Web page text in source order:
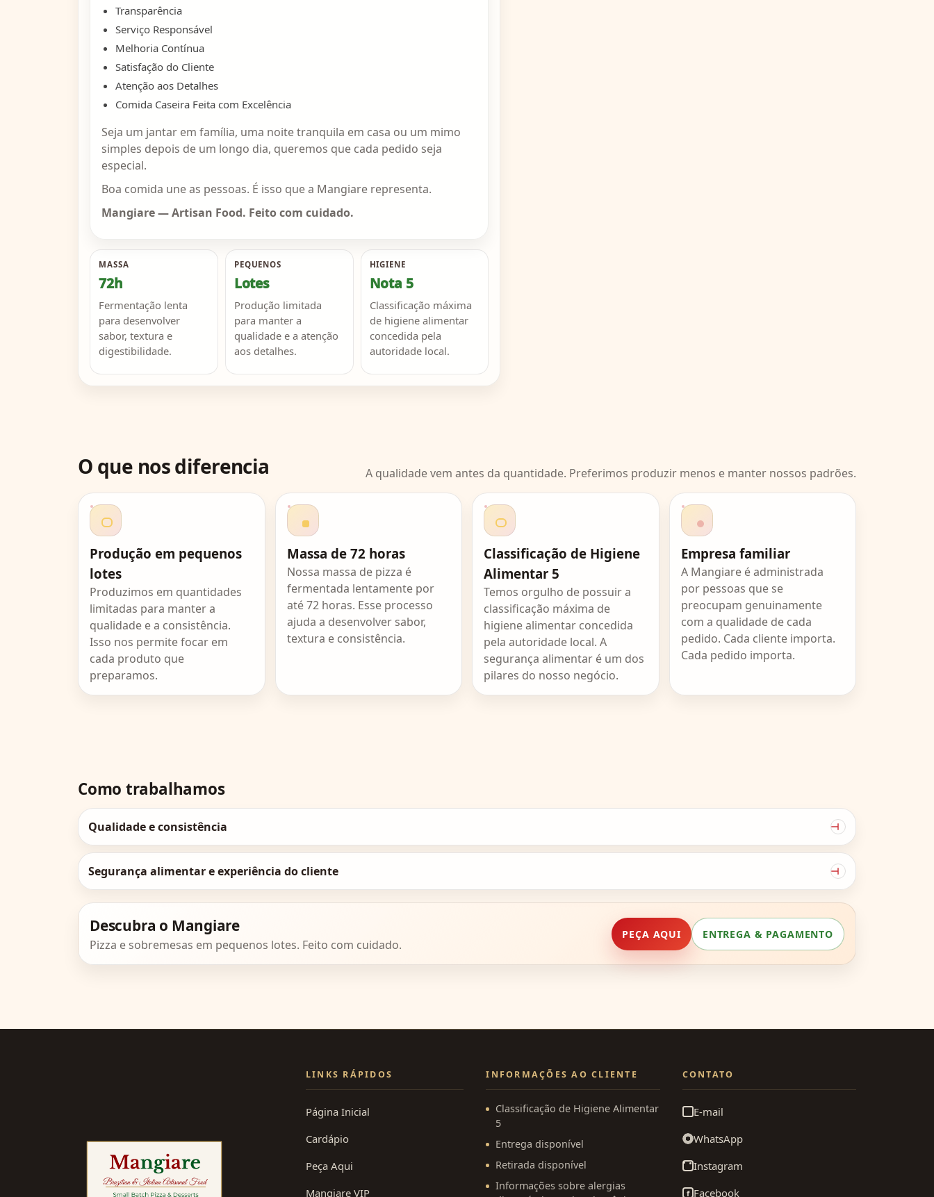
Transparência
Serviço Responsável
Melhoria Contínua
Satisfação do Cliente
Atenção aos Detalhes
Comida Caseira Feita com Excelência
Seja um jantar em família, uma noite tranquila em casa ou um mimo
simples depois de um longo dia, queremos que cada pedido seja
especial.
Boa comida une as pessoas. É isso que a Mangiare representa.
Mangiare — Artisan Food. Feito com cuidado.
MASSA
72h
Fermentação lenta
para desenvolver
sabor, textura e
digestibilidade.
PEQUENOS
Lotes
Produção limitada
para manter a
qualidade e a atenção
aos detalhes.
HIGIENE
Nota 5
Classificação máxima
de higiene alimentar
concedida pela
autoridade local.
O que nos diferencia A qualidade vem antes da quantidade. Preferimos produzir menos e manter nossos padrões.
Produção em pequenos
lotes
Produzimos em quantidades
limitadas para manter a
qualidade e a consistência.
Isso nos permite focar em
cada produto que
preparamos.
Massa de 72 horas
Nossa massa de pizza é
fermentada lentamente por
até 72 horas. Esse processo
ajuda a desenvolver sabor,
textura e consistência.
Classificação de Higiene
Alimentar 5
Temos orgulho de possuir a
classificação máxima de
higiene alimentar concedida
pela autoridade local. A
segurança alimentar é um dos
pilares do nosso negócio.
Empresa familiar
A Mangiare é administrada
por pessoas que se
preocupam genuinamente
com a qualidade de cada
pedido. Cada cliente importa.
Cada pedido importa.
Como trabalhamos
Qualidade e consistência
Todos os produtos seguem os mesmos padrões de preparo. Nosso foco é proporcionar a mesma experiência sempre que você fizer um
pedido.
Segurança alimentar e experiência do cliente
Descubra o Mangiare
Pizza e sobremesas em pequenos lotes. Feito com cuidado.
PEÇA AQUI ENTREGA & PAGAMENTO
LINKS RÁPIDOS
Página Inicial
Cardápio
Peça Aqui
Mangiare VIP
INFORMAÇÕES AO CLIENTE
Classificação de Higiene Alimentar
5
Entrega disponível
Retirada disponível
Informações sobre alergias
CONTATO
E-mail
WhatsApp
Instagram
Facebook